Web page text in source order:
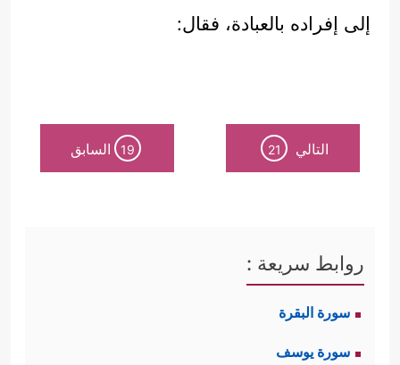
إلى إفراده بالعبادة، فقال:
التالي 21
19 السابق
روابط سريعة :
سورة البقرة
سورة يوسف